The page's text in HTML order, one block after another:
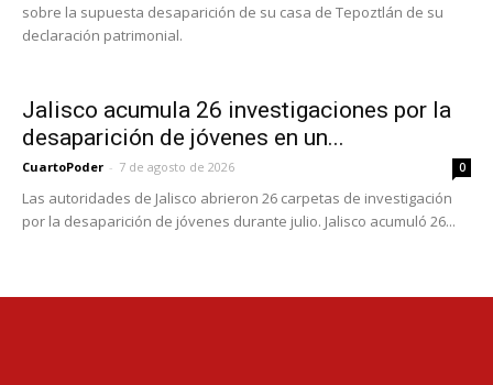
sobre la supuesta desaparición de su casa de Tepoztlán de su
declaración patrimonial.
Jalisco acumula 26 investigaciones por la
desaparición de jóvenes en un...
CuartoPoder - 7 de agosto de 2026 0
Las autoridades de Jalisco abrieron 26 carpetas de investigación
por la desaparición de jóvenes durante julio. Jalisco acumuló 26...